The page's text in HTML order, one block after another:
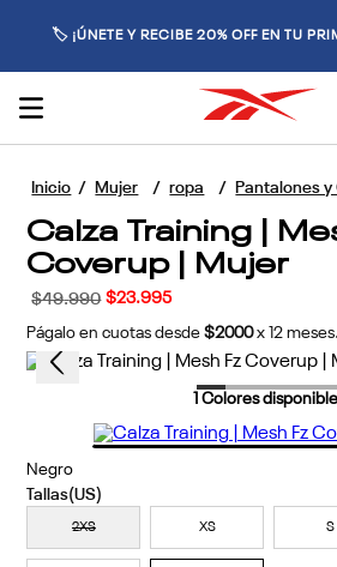
🏷️ ¡ÚNETE Y RECIBE 20% OFF EN TU
Mujer ropa Pantalones y
Calza Training |
Coverup | Mujer
$49.990 $23.995
Págalo en cuotas desde $2000 x 12 meses.
Colores
Negro
2XS XS S